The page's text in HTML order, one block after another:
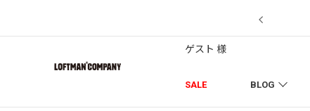
SALE BLOG
ゲスト 様